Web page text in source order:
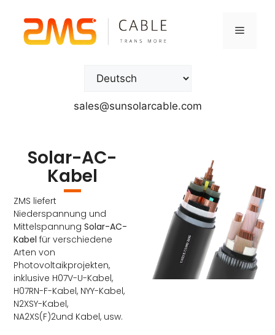
sales@sunsolarcable.com
Solar-AC-
Kabel
ZMS liefert
Niederspannung und
MittelspannungSolar-AC-
Kabel für verschiedene
Arten von
Photovoltaikprojekten,
inklusive H07V-U-Kabel,
H07RN-F-Kabel, NYY-Kabel,
N2XSY-Kabel,
NA2XS(F)2und Kabel, usw.